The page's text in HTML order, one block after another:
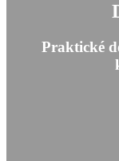
Praktické